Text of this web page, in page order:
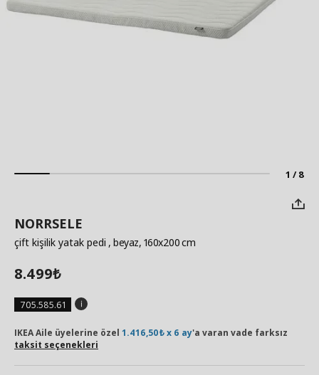
1 / 8
NORRSELE
çift kişilik yatak pedi , beyaz, 160x200 cm
8.499₺
705.585.61
IKEA Aile üyelerine özel 1.416,50₺ x 6 ay'a varan vade farksız
taksit seçenekleri